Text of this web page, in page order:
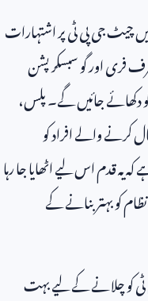
چیٹ جی پی ٹی پر اشتہارات
فری اور گو سبسکرپشن
دکھائے جائیں گے۔ پلس،
کرنے والے افراد کو
یہ قدم اس لیے اٹھایا جا رہا
کو بہتر بنانے کے
ٹی کو چلانے کے لیے بہت